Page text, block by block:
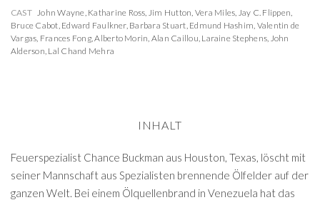
CAST John Wayne, Katharine Ross, Jim Hutton, Vera Miles, Jay C. Flippen,
Bruce Cabot, Edward Faulkner, Barbara Stuart, Edmund Hashim, Valentin de
Vargas, Frances Fong,Alberto Morin, Alan Caillou, Laraine Stephens, John
Alderson, Lal Chand Mehra
INHALT
Feuerspezialist Chance Buckman aus Houston, Texas, löscht mit
seiner Mannschaft aus Spezialisten brennende Ölfelder auf der
ganzen Welt. Bei einem Ölquellenbrand in Venezuela hat das